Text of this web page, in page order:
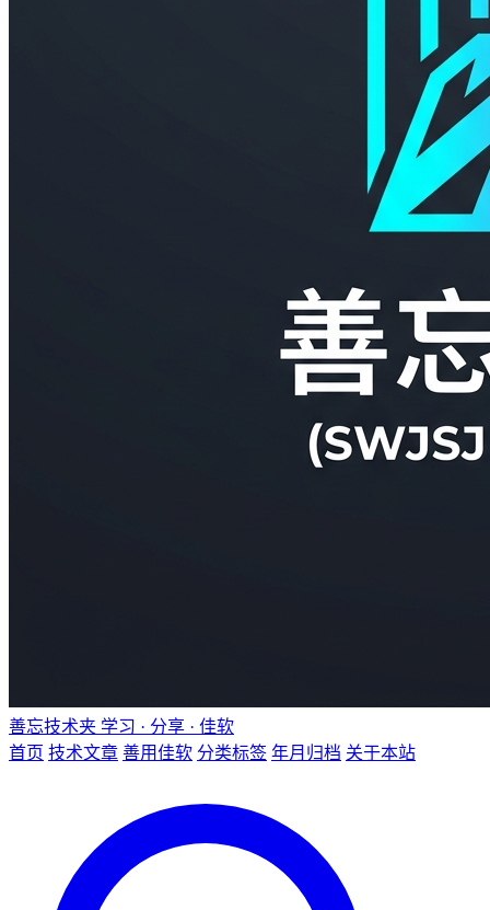
善忘技术夹 学习 · 分享 · 佳软
首页 技术文章 善用佳软 分类标签 年月归档 关于本站